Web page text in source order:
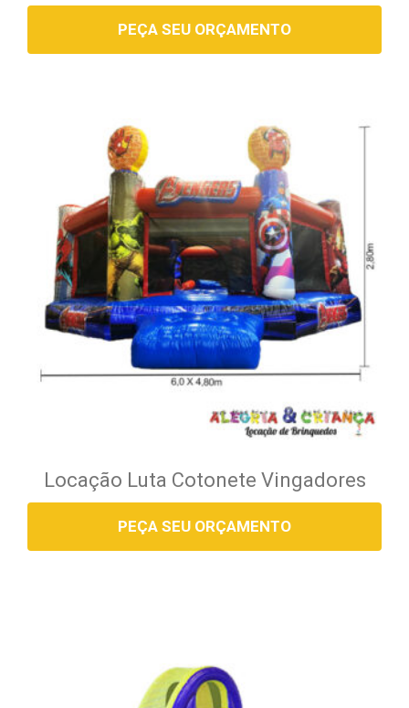
PEÇA SEU ORÇAMENTO
Locação Luta Cotonete Vingadores
PEÇA SEU ORÇAMENTO